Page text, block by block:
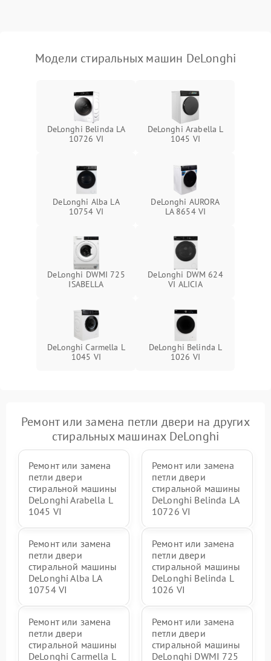
Модели стиральных машин DeLonghi
DeLonghi Belinda LA
10726 VI
DeLonghi Arabella L
1045 VI
DeLonghi Alba LA
10754 VI
DeLonghi AURORA
LA 8654 VI
DeLonghi DWMI 725
ISABELLA
DeLonghi DWM 624
VI ALICIA
DeLonghi Carmella L
1045 VI
DeLonghi Belinda L
1026 VI
Ремонт или замена петли двери на других
стиральных машинах DeLonghi
Ремонт или замена
петли двери
стиральной машины
DeLonghi Arabella L
1045 VI
Ремонт или замена
петли двери
стиральной машины
DeLonghi Belinda LA
10726 VI
Ремонт или замена
петли двери
стиральной машины
DeLonghi Alba LA
10754 VI
Ремонт или замена
петли двери
стиральной машины
DeLonghi Belinda L
1026 VI
Ремонт или замена
петли двери
стиральной машины
DeLonghi Carmella L
Ремонт или замена
петли двери
стиральной машины
DeLonghi DWMI 725